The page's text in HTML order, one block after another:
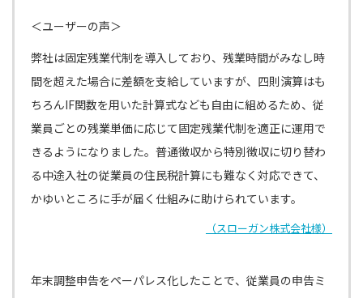
＜ユーザーの声＞
弊社は固定残業代制を導入しており、残業時間がみなし時
間を超えた場合に差額を支給していますが、四則演算はも
ちろんIF関数を用いた計算式なども自由に組めるため、従
業員ごとの残業単価に応じて固定残業代制を適正に運用で
きるようになりました。普通徴収から特別徴収に切り替わ
る中途入社の従業員の住民税計算にも難なく対応できて、
かゆいところに手が届く仕組みに助けられています。
（スローガン株式会社様）
年末調整申告をペーパレス化したことで、従業員の申告ミ